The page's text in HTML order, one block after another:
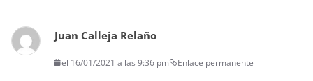
Juan Calleja Relaño
el 16/01/2021 a las 9:36 pm Enlace permanente